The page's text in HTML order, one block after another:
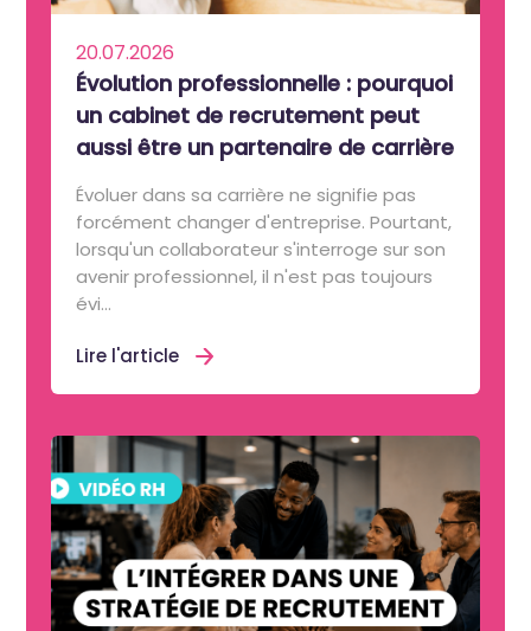
20.07.2026
Évolution professionnelle : pourquoi
un cabinet de recrutement peut
aussi être un partenaire de carrière
Évoluer dans sa carrière ne signifie pas
forcément changer d'entreprise. Pourtant,
lorsqu'un collaborateur s'interroge sur son
avenir professionnel, il n'est pas toujours
évi...
Lire l'article